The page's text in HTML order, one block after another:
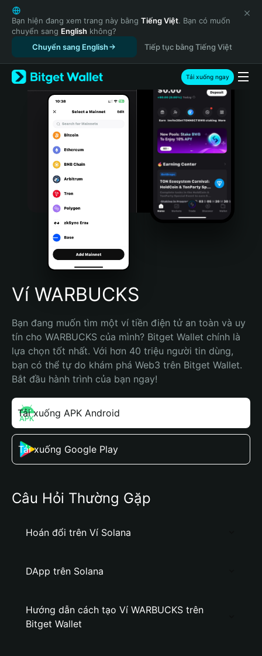
English
日本語
Tiếng Việt
Русский
Español (Latinoamérica)
Türkçe
Italiano
Português (Portugal)
Bahasa Indonesia
Português (Brasil)
Español (Argentina)
Bạn hiện đang xem trang này bằng Tiếng Việt. Bạn có muốn
chuyển sang English không?
Chuyển sang English
Tiếp tục bằng Tiếng Việt
Tải xuống ngay
Ví WARBUCKS
Bạn đang muốn tìm một ví tiền điện tử an toàn và uy
tín cho WARBUCKS của mình? Bitget Wallet chính là
lựa chọn tốt nhất. Với hơn 40 triệu người tin dùng,
bạn có thể tự do khám phá Web3 trên Bitget Wallet.
Bắt đầu hành trình của bạn ngay!
Tải xuống APK Android
Tải xuống Google Play
Câu Hỏi Thường Gặp
Hoán đổi trên Ví Solana
DApp trên Solana
Hướng dẫn cách tạo Ví WARBUCKS trên
Bitget Wallet